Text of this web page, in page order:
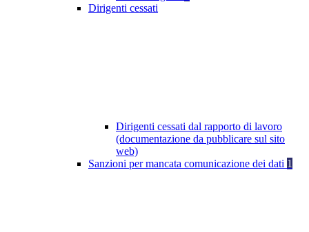
Dirigenti cessati
Dirigenti cessati dal rapporto di lavoro
(documentazione da pubblicare sul sito
web)
Sanzioni per mancata comunicazione dei dati 1